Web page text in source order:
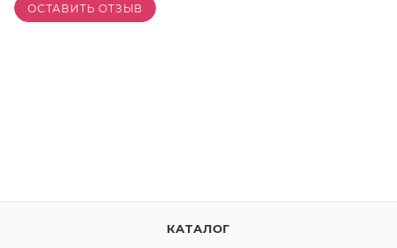
ОСТАВИТЬ ОТЗЫВ
КАТАЛОГ